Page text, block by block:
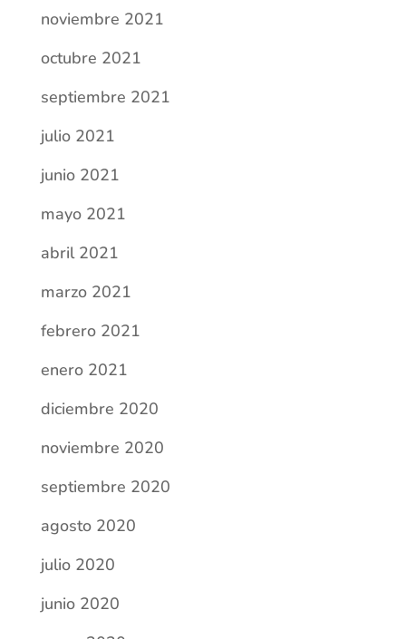
febrero 2021
enero 2021
diciembre 2020
noviembre 2020
septiembre 2020
agosto 2020
julio 2020
junio 2020
mayo 2020
abril 2020
marzo 2020
noviembre 2019
octubre 2019
septiembre 2019
Categorías
Actividades escolares